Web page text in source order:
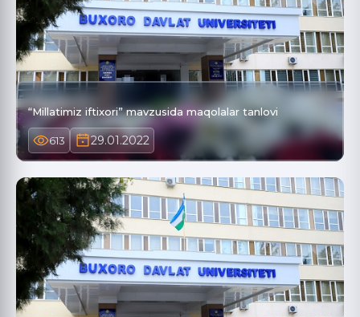
“Millatimiz iftixori” mavzusida maqolalar tanlovi
613 29.01.2022